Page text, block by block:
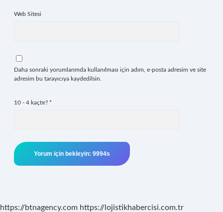
Web Sitesi
Daha sonraki yorumlarımda kullanılması için adım, e-posta adresim ve site
adresim bu tarayıcıya kaydedilsin.
10 - 4 kaçtır? *
https://btnagency.com https://lojistikhabercisi.com.tr